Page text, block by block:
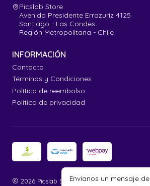
Picslab Store
Avenida Presidente Errazuriz 4125
Santiago - Las Condes
Región Metropolitana - Chile
INFORMACIÓN
Contacto
Términos y Condiciones
Política de reembolso
Política de privacidad
2026 Picslab Store.Envíanos un mensaje de